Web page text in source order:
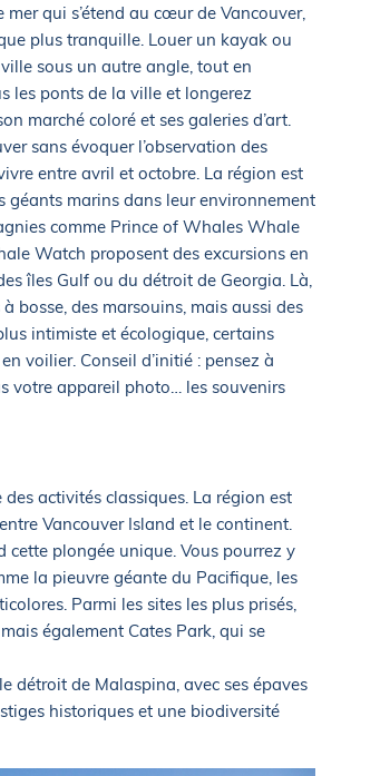
mer qui s’étend au cœur de Vancouver,
plus tranquille. Louer un kayak ou
sous un autre angle, tout en
les ponts de la ville et longerez
marché coloré et ses galeries d’art.
sans évoquer l’observation des
entre avril et octobre. La région est
géants marins dans leur environnement
comme Prince of Whales Whale
Watch proposent des excursions en
îles Gulf ou du détroit de Georgia. Là,
bosse, des marsouins, mais aussi des
intimiste et écologique, certains
voilier. Conseil d’initié : pensez à
votre appareil photo… les souvenirs
activités classiques. La région est
Vancouver Island et le continent.
cette plongée unique. Vous pourrez y
la pieuvre géante du Pacifique, les
Parmi les sites les plus prisés,
également Cates Park, qui se
détroit de Malaspina, avec ses épaves
historiques et une biodiversité